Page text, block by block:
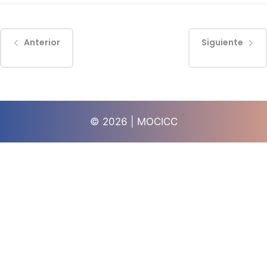
Anterior Siguiente
© 2026 | MOCICC